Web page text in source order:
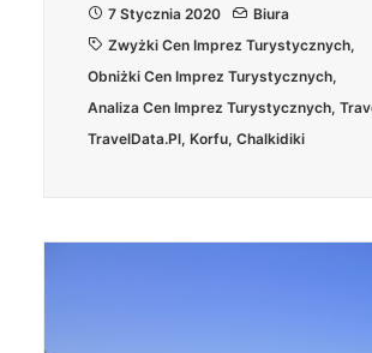
7 Stycznia 2020
Biura
Zwyżki Cen Imprez Turystycznych,
Obniżki Cen Imprez Turystycznych,
Analiza Cen Imprez Turystycznych,
TravelData.pl, Korfu, Chalkidiki